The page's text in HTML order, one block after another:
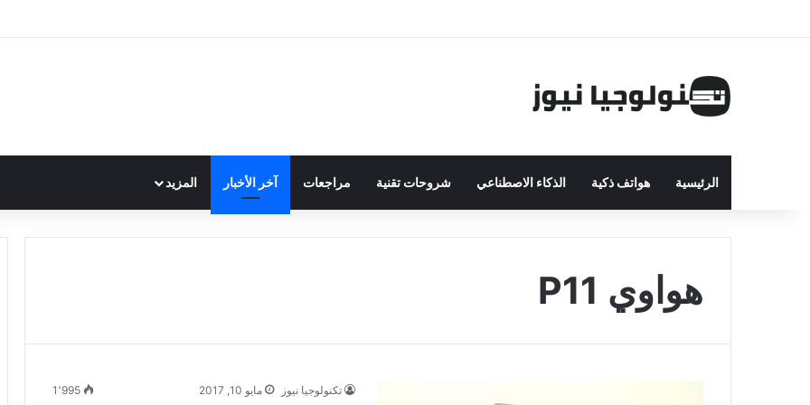
الرئيسية هواتف ذكية الذكاء الاصطناعي شروحات تقنية مراجعات آخر الأخبار المزيد
هواوي P11
تكنولوجيا نيوز مايو 10, 2017 1٬995